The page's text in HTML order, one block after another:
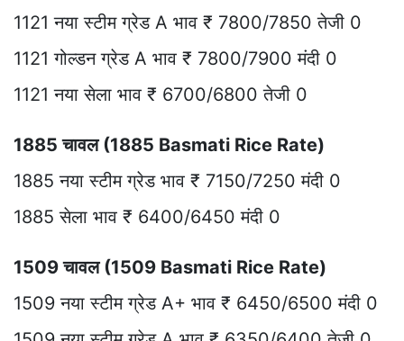
1121 नया स्टीम ग्रेड A भाव ₹ 7800/7850 तेजी 0
1121 गोल्डन ग्रेड A भाव ₹ 7800/7900 मंदी 0
1121 नया सेला भाव ₹ 6700/6800 तेजी 0
1885 चावल (1885 Basmati Rice Rate)
1885 नया स्टीम ग्रेड भाव ₹ 7150/7250 मंदी 0
1885 सेला भाव ₹ 6400/6450 मंदी 0
1509 चावल (1509 Basmati Rice Rate)
1509 नया स्टीम ग्रेड A+ भाव ₹ 6450/6500 मंदी 0